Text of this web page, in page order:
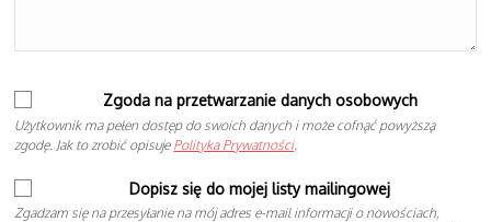
Zgoda na przetwarzanie danych osobowych
Użytkownik ma pełen dostęp do swoich danych i może cofnąć powyższą
zgodę. Jak to zrobić opisuje Polityka Prywatności.
Dopisz się do mojej listy mailingowej
Zgadzam się na przesyłanie na mój adres e-mail informacji o nowościach,